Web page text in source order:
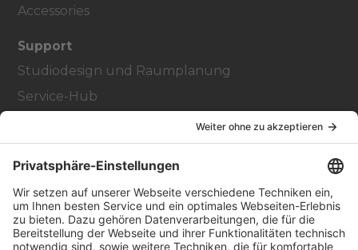
Accessories
Support
Studiodesign und Raumplanung
Service-Hub
Über
Vertriebspartner finden
Stores Finden
Rechtlich